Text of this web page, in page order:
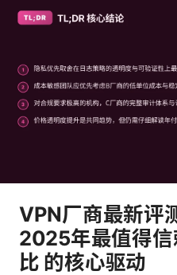
VPN厂商最新评
2025年最值得
比 的核心驱动